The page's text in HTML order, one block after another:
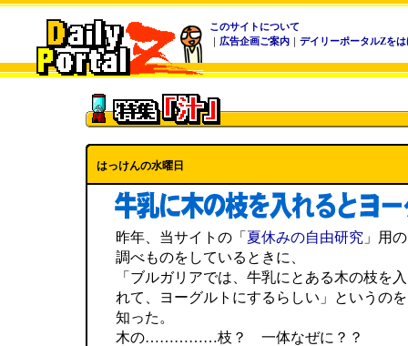
このサイトについて
｜ 広告企画ご案内 ｜ デイリーポータルZを
はっけんの水曜日
昨年、当サイトの「 夏休みの自由研究 」用の
調べものをしているときに、
「ブルガリアでは、牛乳にとある木の枝を入
れて、ヨーグルトにするらしい」というのを
知った。
木の……………枝？ 一体なぜに？？